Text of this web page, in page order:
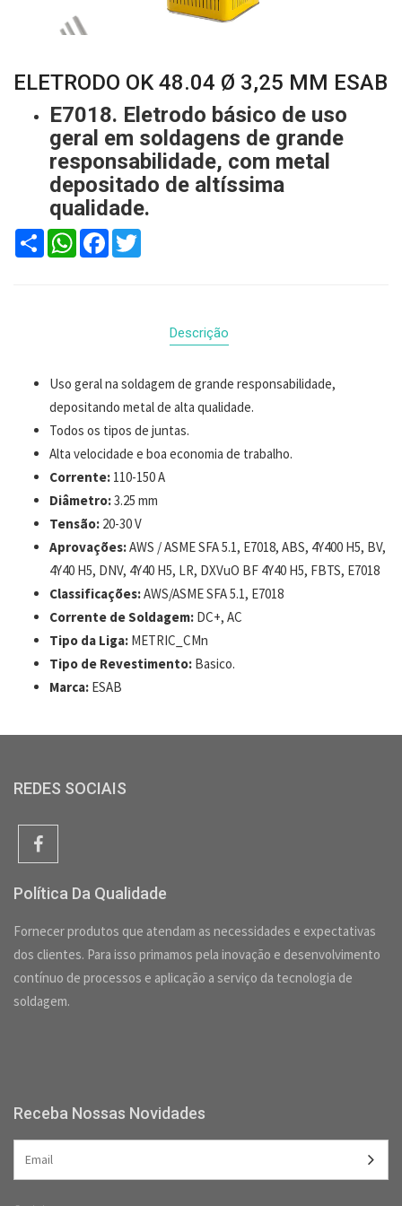
ELETRODO OK 48.04 Ø 3,25 MM ESAB
E7018. Eletrodo básico de uso
geral em soldagens de grande
responsabilidade, com metal
depositado de altíssima
qualidade.
Compartilhar
WhatsAppFacebook
Twitter
Descrição
Uso geral na soldagem de grande responsabilidade,
depositando metal de alta qualidade.
Todos os tipos de juntas.
Alta velocidade e boa economia de trabalho.
Corrente: 110-150 A
Diâmetro:3.25 mm
Tensão: 20-30 V
Aprovações:AWS / ASME SFA 5.1, E7018, ABS, 4Y400 H5, BV,
4Y40 H5, DNV, 4Y40 H5, LR, DXVuO BF 4Y40 H5, FBTS, E7018
Classificações:AWS/ASME SFA 5.1, E7018
Corrente de Soldagem: DC+, AC
Tipo da Liga: METRIC_CMn
Tipo de Revestimento: Basico.
Marca: ESAB
REDES SOCIAIS
Política Da Qualidade
Fornecer produtos que atendam as necessidades e expectativas
dos clientes. Para isso primamos pela inovação e desenvolvimento
contínuo de processos e aplicação a serviço da tecnologia de
soldagem.
Receba Nossas Novidades